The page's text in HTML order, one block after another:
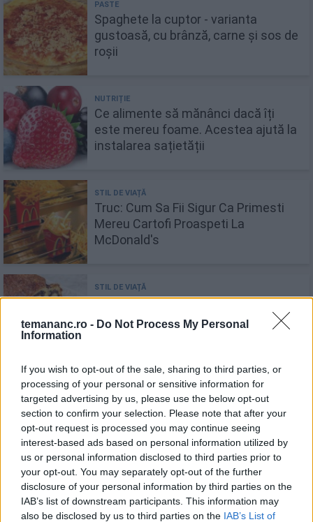
temananc.ro - Do Not Process My Personal
Information
If you wish to opt-out of the sale, sharing to third parties, or
processing of your personal or sensitive information for
targeted advertising by us, please use the below opt-out
section to confirm your selection. Please note that after your
opt-out request is processed you may continue seeing
interest-based ads based on personal information utilized by
us or personal information disclosed to third parties prior to
your opt-out. You may separately opt-out of the further
disclosure of your personal information by third parties on the
IAB’s list of downstream participants. This information may
also be disclosed by us to third parties on the IAB’s List of
Spaghete la cuptor - varianta
gustoasă, cu brânză, carne și sos de
roșii
Ce alimente să mănânci dacă îți
este mereu foame. Acestea ajută la
instalarea sațietății
Truc: Cum Sa Fii Sigur Ca Primesti
Mereu Cartofi Proaspeti La
McDonald's
Cea mai simplă și gustoasă rețetă
de cozonac, pe care oricine o poate
Rețetă de orez cu scoici – rapidă,
gustoasă și sănătoasă
Paste cu carne de porc - mâncare
gustoasă, rapidă și sățioasă